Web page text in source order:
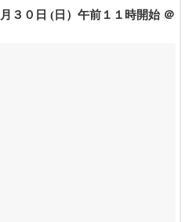
３０日 (日）午前１１時開始 ＠